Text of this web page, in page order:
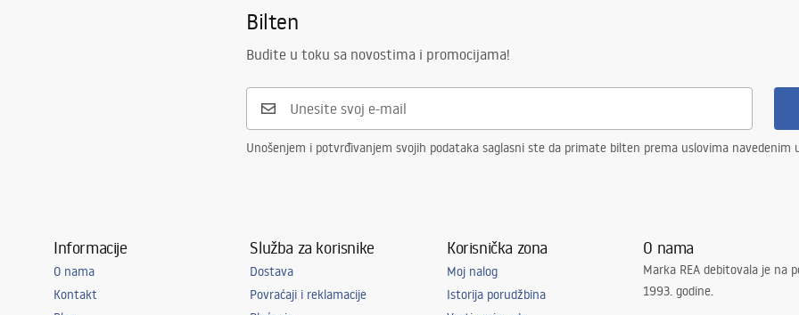
Braon, Bež
Bambusovo drvo
Ne
Bilten
Budite u toku sa novostima i promocijama!
Unošenjem i potvrđivanjem svojih podataka saglasni ste da primate bilten prema uslovima navedenim
Informacije
O nama
Kontakt
Služba za korisnike
Dostava
Povraćaji i reklamacije
Korisnička zona
Moj nalog
Istorija porudžbina
O nama
Marka REA debitovala je na
1993. godine.